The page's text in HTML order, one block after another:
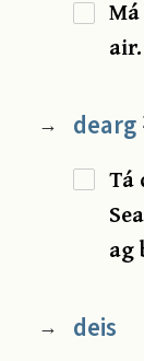
→ dearg
Tá
ag
→ deis